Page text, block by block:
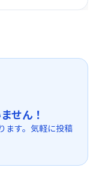
せん！
ます。気軽に投稿